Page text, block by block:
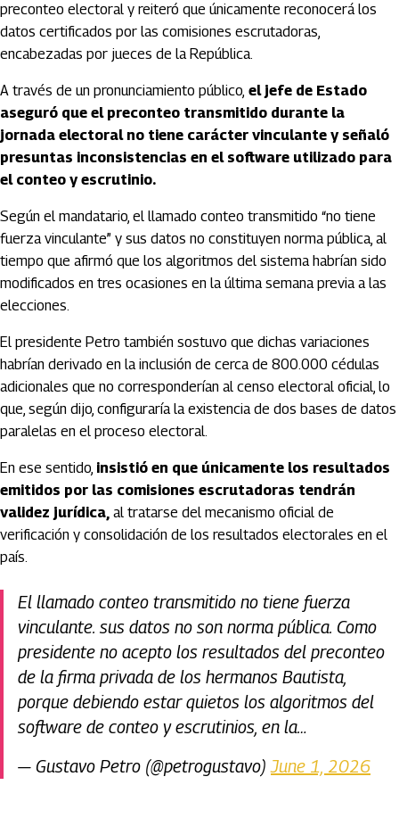
preconteo electoral y reiteró que únicamente reconocerá los
datos certificados por las comisiones escrutadoras,
encabezadas por jueces de la República.
A través de un pronunciamiento público, el jefe de Estado
aseguró que el preconteo transmitido durante la
jornada electoral no tiene carácter vinculante y señaló
presuntas inconsistencias en el software utilizado para
el conteo y escrutinio.
Según el mandatario, el llamado conteo transmitido “no tiene
fuerza vinculante” y sus datos no constituyen norma pública, al
tiempo que afirmó que los algoritmos del sistema habrían sido
modificados en tres ocasiones en la última semana previa a las
elecciones.
El presidente Petro también sostuvo que dichas variaciones
habrían derivado en la inclusión de cerca de 800.000 cédulas
adicionales que no corresponderían al censo electoral oficial, lo
que, según dijo, configuraría la existencia de dos bases de datos
paralelas en el proceso electoral.
En ese sentido, insistió en que únicamente los resultados
emitidos por las comisiones escrutadoras tendrán
validez jurídica, al tratarse del mecanismo oficial de
verificación y consolidación de los resultados electorales en el
país.
El llamado conteo transmitido no tiene fuerza
vinculante. sus datos no son norma pública. Como
presidente no acepto los resultados del preconteo
de la firma privada de los hermanos Bautista,
porque debiendo estar quietos los algoritmos del
software de conteo y escrutinios, en la…
— Gustavo Petro (@petrogustavo)June 1, 2026